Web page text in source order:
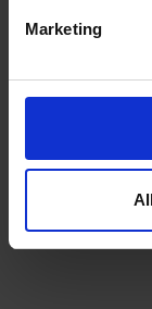
Marketing